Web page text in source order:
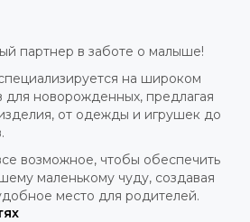
партнер в заботе о малыше!
на широком
для новорожденных, предлагая
от одежды и игрушек до
возможное, чтобы обеспечить
маленькому чуду, создавая
место для родителей.